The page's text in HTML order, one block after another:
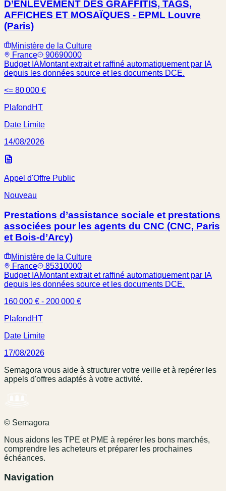
D’ENLEVEMENT DES GRAFFITIS, TAGS,
AFFICHES ET MOSAÏQUES - EPML Louvre
(Paris)
Ministère de la Culture
France
90690000
Budget IAMontant extrait et raffiné automatiquement par IA
depuis les données source et les documents DCE.
<= 80 000 €
Plafond HT
Date Limite
14/08/2026
Appel d'Offre Public
Nouveau
Prestations d’assistance sociale et prestations
associées pour les agents du CNC (CNC, Paris
et Bois-d’Arcy)
Ministère de la Culture
France
85310000
Budget IAMontant extrait et raffiné automatiquement par IA
depuis les données source et les documents DCE.
160 000 € - 200 000 €
Plafond HT
Date Limite
17/08/2026
Semagora vous aide à structurer votre veille et à repérer les
appels d'offres adaptés à votre activité.
© Semagora
Nous aidons les TPE et PME à repérer les bons marchés,
comprendre les acheteurs et préparer les prochaines
échéances.
Navigation